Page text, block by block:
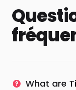
What are